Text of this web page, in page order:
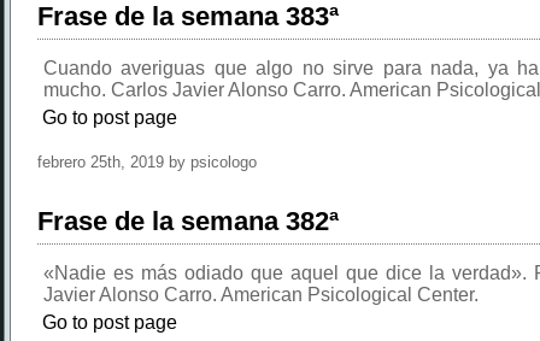
Frase de la semana 383ª
Cuando averiguas que algo no sirve para nada, ya
mucho. Carlos Javier Alonso Carro. American
Go to post page
febrero 25th, 2019 by psicologo
Frase de la semana 382ª
«Nadie es más odiado que aquel que dice la verdad».
Javier Alonso Carro. American Psicological Center.
Go to post page